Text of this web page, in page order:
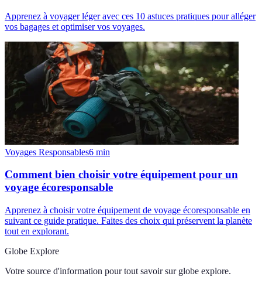
Apprenez à voyager léger avec ces 10 astuces pratiques pour alléger
vos bagages et optimiser vos voyages.
Voyages Responsables6 min
Comment bien choisir votre équipement pour un
voyage écoresponsable
Apprenez à choisir votre équipement de voyage écoresponsable en
suivant ce guide pratique. Faites des choix qui préservent la planète
tout en explorant.
Globe Explore
Votre source d'information pour tout savoir sur globe explore.